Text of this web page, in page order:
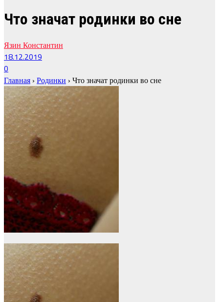
Что значат родинки во сне
Язин Константин
18.12.2019
0
Главная › Родинки › Что значат родинки во сне